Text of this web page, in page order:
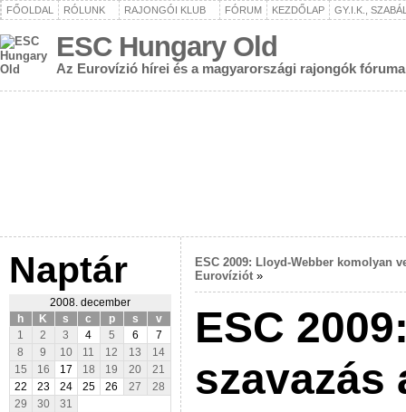
FŐOLDAL RÓLUNK RAJONGÓI KLUB FÓRUM KEZDŐLAP GY.I.K.,
ESC Hungary Old
Az Eurovízió hírei és a magyarországi rajongók fóruma
Naptár
2008. december
h
K s c p s
v
1
2 3 4 5 6
7
8
9 10 11 12 13
14
15
16 17 18 19 20
21
22
23 24 25 26 27
28
29
30 31
ESC 2009: Lloyd-Webber komolyan
Eurovíziót »
ESC
szavazás